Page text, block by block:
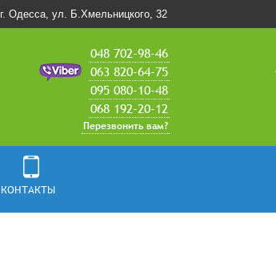
г. Одесса, ул. Б.Хмельницкого, 32
048 702-98-46
063 820-64-75
095 080-10-48
068 192-20-12
Перезвонить вам?
КОНТАКТЫ